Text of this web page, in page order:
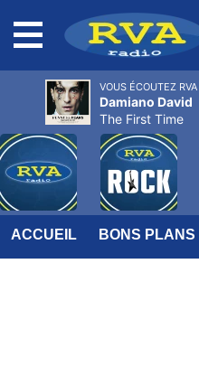
ACCUEIL BONS PLANS
VOUS ÉCOUTEZ RVA
Damiano David
The First Time